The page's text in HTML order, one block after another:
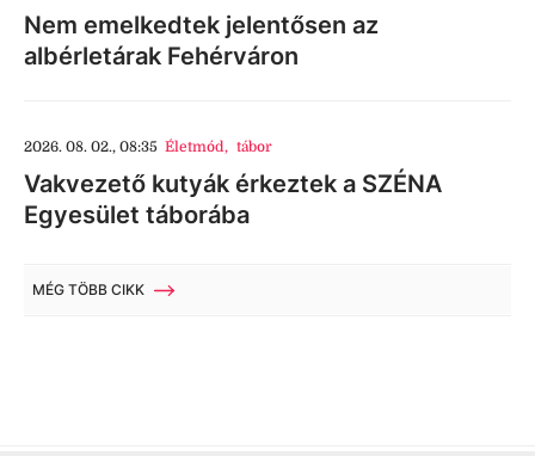
Nem emelkedtek jelentősen az
albérletárak Fehérváron
2026. 08. 02., 08:35 Életmód, tábor
Vakvezető kutyák érkeztek a SZÉNA
Egyesület táborába
MÉG TÖBB CIKK